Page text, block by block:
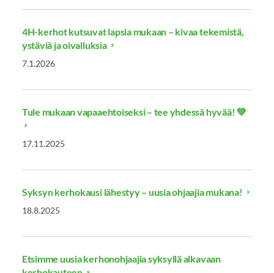
4H-kerhot kutsuvat lapsia mukaan – kivaa tekemistä,
ystäviä ja oivalluksia
7.1.2026
Tule mukaan vapaaehtoiseksi – tee yhdessä hyvää! 💚
17.11.2025
Syksyn kerhokausi lähestyy – uusia ohjaajia mukana!
18.8.2025
Etsimme uusia kerhonohjaajia syksyllä alkavaan